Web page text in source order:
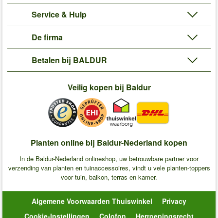
Service & Hulp
De firma
Betalen bij BALDUR
Veilig kopen bij Baldur
Planten online bij Baldur-Nederland kopen
In de Baldur-Nederland onlineshop, uw betrouwbare partner voor
verzending van planten en tuinaccessoires, vindt u vele planten-toppers
voor tuin, balkon, terras en kamer.
Algemene Voorwaarden Thuiswinkel
Privacy
Cookie-Instellingen
Colofon Herroepingsrecht